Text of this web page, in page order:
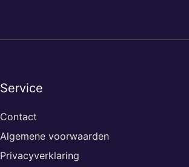
Service
Contact
Algemene voorwaarden
Privacyverklaring